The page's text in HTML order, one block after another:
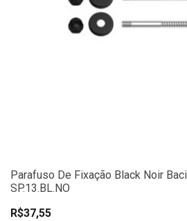
Parafuso De Fixação Black Noir
SP.13.BL.NO
R$37,55